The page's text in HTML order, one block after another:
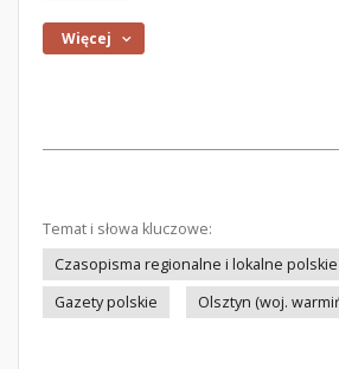
Więcej
Temat i słowa kluczowe:
Czasopisma regionalne i lokalne polskie
Gazety polskie
Olsztyn (woj.